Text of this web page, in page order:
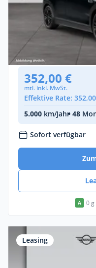
Privat & Gewerbe
MINI One
Benzin • Automatik •
Gebraucht
(35.966 km)
352,00 €
mtl. inkl. MwSt.
Effektive Rate:
5.000 km/Jahr• 48
Sofort verfügbar
A 0 g
Leasing